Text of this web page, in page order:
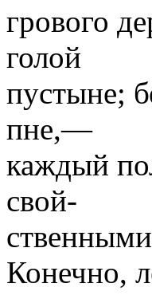
грового
голой
пустыне;
пне,—
каждый
свой-
Конечно,